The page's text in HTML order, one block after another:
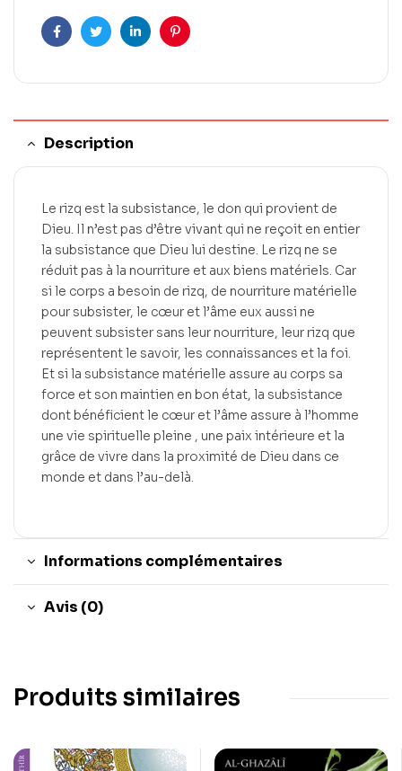
FacebookTwitterLinkedInPinterest
Description
Le rizq est la subsistance, le don qui provient de
Dieu. Il n’est pas d’être vivant qui ne reçoit en entier
la subsistance que Dieu lui destine. Le rizq ne se
réduit pas à la nourriture et aux biens matériels. Car
si le corps a besoin de rizq, de nourriture matérielle
pour subsister, le cœur et l’âme eux aussi ne
peuvent subsister sans leur nourriture, leur rizq que
représentent le savoir, les connaissances et la foi.
Et si la subsistance matérielle assure au corps sa
force et son maintien en bon état, la subsistance
dont bénéficient le cœur et l’âme assure à l’homme
une vie spirituelle pleine , une paix intérieure et la
grâce de vivre dans la proximité de Dieu dans ce
monde et dans l’au-delà.
Informations complémentaires
Avis (0)
Produits similaires